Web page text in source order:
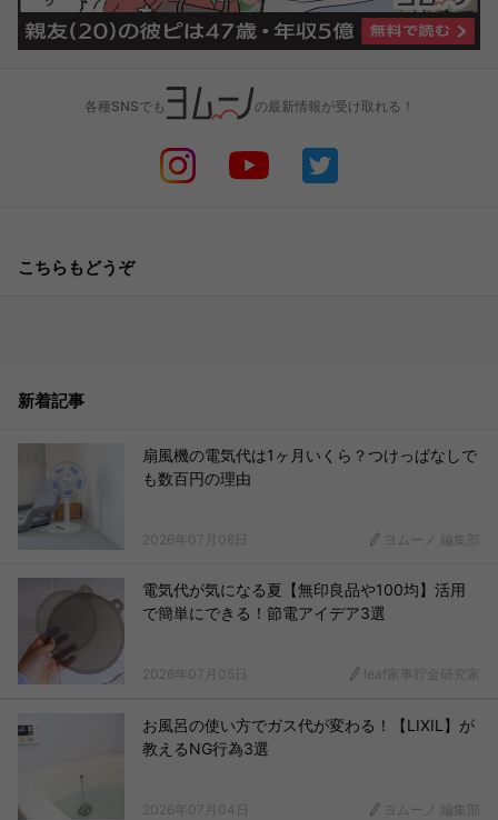
各種SNSでも の最新情報が受け取れる！
こちらもどうぞ
新着記事
扇風機の電気代は1ヶ月いくら？つけっぱなしで
も数百円の理由
2026年07月08日 ヨムーノ 編集部
電気代が気になる夏【無印良品や100均】活用
で簡単にできる！節電アイデア3選
2026年07月05日 leaf家事貯金研究家
お風呂の使い方でガス代が変わる！【LIXIL】が
教えるNG行為3選
2026年07月04日 ヨムーノ 編集部